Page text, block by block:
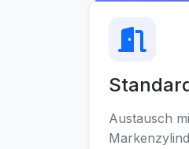
Austausch